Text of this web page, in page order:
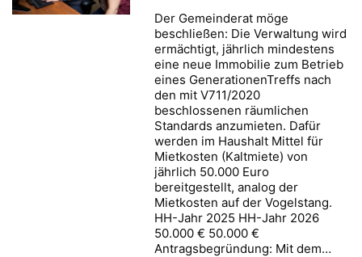
Der Gemeinderat möge
beschließen: Die Verwaltung wird
ermächtigt, jährlich mindestens
eine neue Immobilie zum Betrieb
eines GenerationenTreffs nach
den mit V711/2020
beschlossenen räumlichen
Standards anzumieten. Dafür
werden im Haushalt Mittel für
Mietkosten (Kaltmiete) von
jährlich 50.000 Euro
bereitgestellt, analog der
Mietkosten auf der Vogelstang.
HH-Jahr 2025 HH-Jahr 2026
50.000 € 50.000 €
Antragsbegründung: Mit dem…